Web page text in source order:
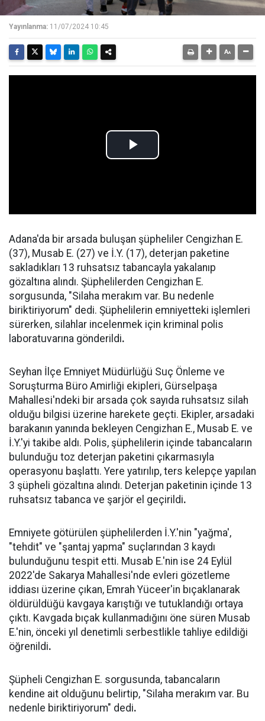
Yayınlanma: 11/07/2024 10:45
Adana'da bir arsada buluşan şüpheliler Cengizhan E.
(37), Musab E. (27) ve İ.Y. (17), deterjan paketine
sakladıkları 13 ruhsatsız tabancayla yakalanıp
gözaltına alındı. Şüphelilerden Cengizhan E.
sorgusunda, "Silaha merakım var. Bu nedenle
biriktiriyorum" dedi. Şüphelilerin emniyetteki işlemleri
sürerken, silahlar incelenmek için kriminal polis
laboratuvarına gönderildi.
Seyhan İlçe Emniyet Müdürlüğü Suç Önleme ve
Soruşturma Büro Amirliği ekipleri, Gürselpaşa
Mahallesi'ndeki bir arsada çok sayıda ruhsatsız silah
olduğu bilgisi üzerine harekete geçti. Ekipler, arsadaki
barakanın yanında bekleyen Cengizhan E., Musab E. ve
İ.Y.'yi takibe aldı. Polis, şüphelilerin içinde tabancaların
bulunduğu toz deterjan paketini çıkarmasıyla
operasyonu başlattı. Yere yatırılıp, ters kelepçe yapılan
3 şüpheli gözaltına alındı. Deterjan paketinin içinde 13
ruhsatsız tabanca ve şarjör el geçirildi.
Emniyete götürülen şüphelilerden İ.Y.'nin "yağma',
"tehdit" ve "şantaj yapma" suçlarından 3 kaydı
bulunduğunu tespit etti. Musab E.'nin ise 24 Eylül
2022'de Sakarya Mahallesi'nde evleri gözetleme
iddiası üzerine çıkan, Emrah Yüceer'in bıçaklanarak
öldürüldüğü kavgaya karıştığı ve tutuklandığı ortaya
çıktı. Kavgada bıçak kullanmadığını öne süren Musab
E.'nin, önceki yıl denetimli serbestlikle tahliye edildiği
öğrenildi.
Şüpheli Cengizhan E. sorgusunda, tabancaların
kendine ait olduğunu belirtip, "Silaha merakım var. Bu
nedenle biriktiriyorum" dedi.